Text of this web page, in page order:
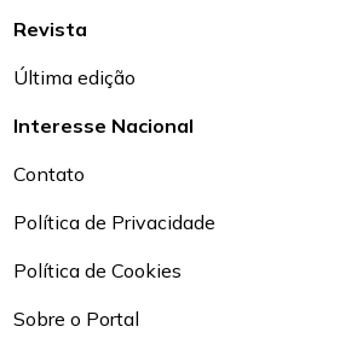
Revista
Última edição
Interesse Nacional
Contato
Política de Privacidade
Política de Cookies
Sobre o Portal